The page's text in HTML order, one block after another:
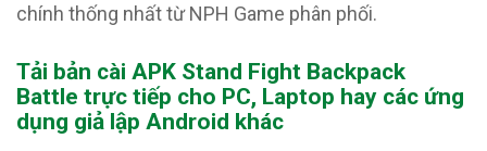
chính thống nhất từ NPH Game phân phối.
Tải bản cài APK Stand Fight Backpack
Battle trực tiếp cho PC, Laptop hay các ứng
dụng giả lập Android khác